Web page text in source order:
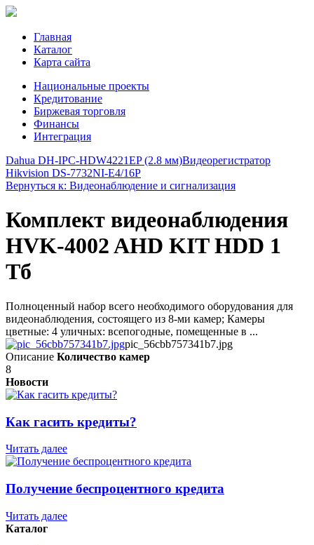
Главная
Каталог
Карта сайта
Национальные проекты
Кредитование
Биржевая торговля
Финансы
Интеграция
Dahua DH-IPC-HDW4221EP (2.8 мм)Видеорегистратор
Hikvision DS-7732NI-E4/16P
Вернуться к: Видеонаблюдение и сигнализация
Комплект видеонаблюдения
HVK-4002 AHD KIT HDD 1
Тб
Полноценный набор всего необходимого оборудования для
видеонаблюдения, состоящего из 8-ми камер; Камеры
цветные: 4 уличных: всепогодные, помещенные в ...
pic_56cbb757341b7.jpg
Описание Количество камер
8
Новости
Как гасить кредиты?
Читать далее
Получение беспроцентного кредита
Читать далее
Каталог